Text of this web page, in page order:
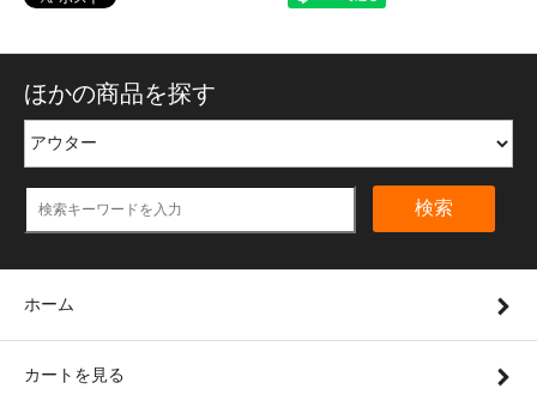
ほかの商品を探す
検索
ホーム
カートを見る